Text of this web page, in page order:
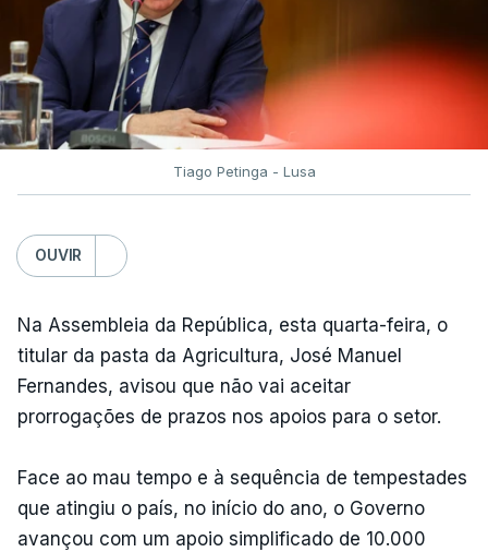
Tiago Petinga - Lusa
OUVIR
Na Assembleia da República, esta quarta-feira, o
titular da pasta da Agricultura, José Manuel
Fernandes, avisou que não vai aceitar
prorrogações de prazos nos apoios para o setor.
Face ao mau tempo e à sequência de tempestades
que atingiu o país, no início do ano, o Governo
avançou com um apoio simplificado de 10.000